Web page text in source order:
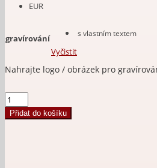
EUR
gravírování s vlastním textem
Vyčistit
Upload an image
Klíčenka
-
talisman
Přidat do košíku